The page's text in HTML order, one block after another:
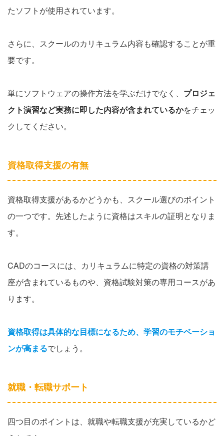
たソフトが使用されています。
さらに、スクールのカリキュラム内容も確認することが重
要です。
単にソフトウェアの操作方法を学ぶだけでなく、 プロジェ
クト演習など実務に即した内容が含まれているかをチェッ
クしてください。
資格取得支援の有無
資格取得支援があるかどうかも、スクール選びのポイント
の一つです。先述したように資格はスキルの証明となりま
す。
CADのコースには、カリキュラムに特定の資格の対策講
座が含まれているものや、資格試験対策の専用コースがあ
ります。
資格取得は具体的な目標になるため、学習のモチベーショ
ンが高まるでしょう。
就職・転職サポート
四つ目のポイントは、就職や転職支援が充実しているかど